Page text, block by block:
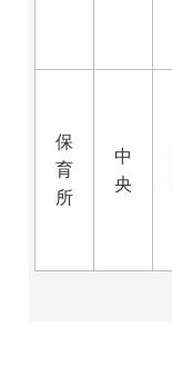
保
育
所
中
央